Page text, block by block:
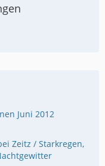
Juni 2012
Zeitz / Starkregen,